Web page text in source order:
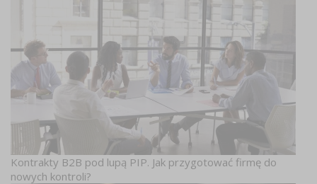
Kontrakty B2B pod lupą PIP. Jak przygotować firmę do
nowych kontroli?